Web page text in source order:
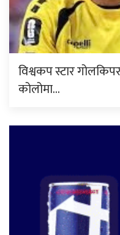
विश्वकप स्टार
कोलोमा…